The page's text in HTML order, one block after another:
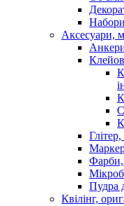
Аксесуари,
Фарби,
Пудра
Квілінг,